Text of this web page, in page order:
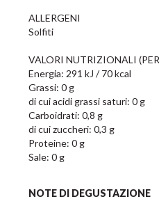
ALLERGENI
Solfiti
VALORI NUTRIZIONALI
Energia: 291 kJ / 70 kcal
Grassi: 0 g
di cui acidi grassi saturi: 0 g
Carboidrati: 0,8 g
di cui zuccheri: 0,3 g
Proteine: 0 g
Sale: 0 g
NOTE DI DEGUSTAZIONE